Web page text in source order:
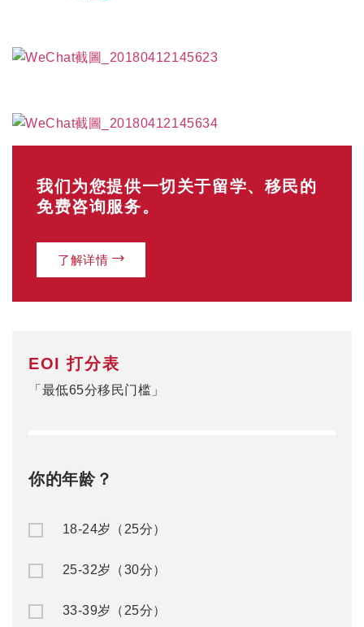
我们为您提供一切关于留学、移民的
免费咨询服务。
了解详情
EOI 打分表
「最低65分移民门槛」
你的年龄？
18-24岁（25分）
25-32岁（30分）
33-39岁（25分）